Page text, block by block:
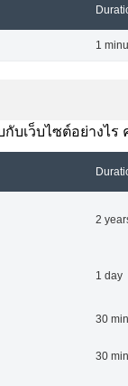
1
กับเว็บไซต์อย่าง
2
1 day
30
30